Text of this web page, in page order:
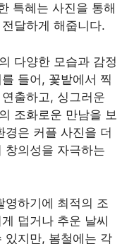
특혜는 사진을 통해
달하게 해줍니다.
다양한 모습과 감정
들어, 꽃밭에서 찍
출하고, 싱그러운
조화로운 만남을 보
경은 커플 사진을 더
창의성을 자극하는
영하기에 최적의 조
덥거나 추운 날씨
있지만, 봄철에는 각